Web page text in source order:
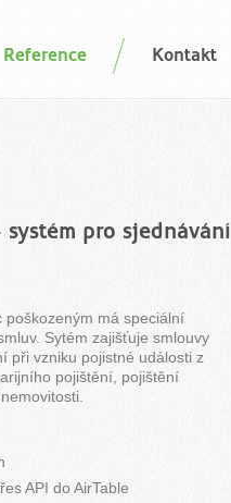
systém pro sjednávání
poškozeným má speciální
Sytém zajišťuje smlouvy
při vzniku pojistné události z
pojištění, pojištění
API do AirTable
Reference Kontakt